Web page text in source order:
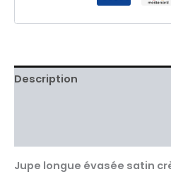
Description
Jupe longue évasée satin